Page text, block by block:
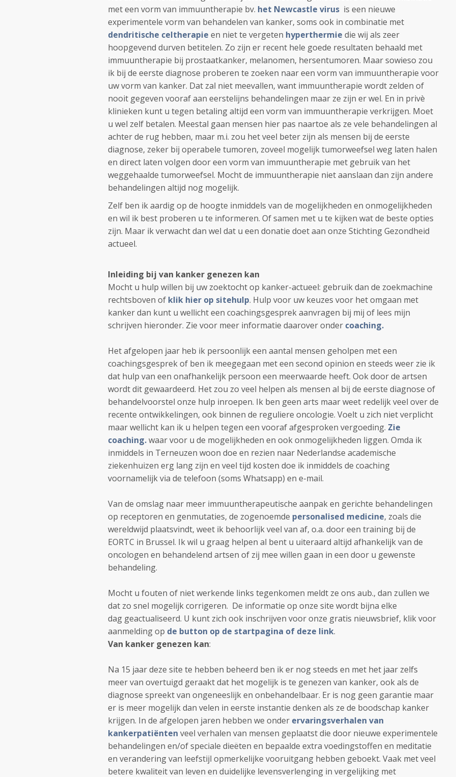
met een vorm van immuuntherapie bv. het Newcastle virus is een nieuwe
experimentele vorm van behandelen van kanker, soms ook in combinatie met
dendritische celtherapie en niet te vergeten hyperthermie die wij als zeer
hoopgevend durven betitelen. Zo zijn er recent hele goede resultaten behaald met
immuuntherapie bij prostaatkanker, melanomen, hersentumoren. Maar sowieso zou
ik bij de eerste diagnose proberen te zoeken naar een vorm van immuuntherapie voor
uw vorm van kanker. Dat zal niet meevallen, want immuuntherapie wordt zelden of
nooit gegeven vooraf aan eerstelijns behandelingen maar ze zijn er wel. En in privè
klinieken kunt u tegen betaling altijd een vorm van immuuntherapie verkrijgen. Moet
u wel zelf betalen. Meestal gaan mensen hier pas naartoe als ze vele behandelingen al
achter de rug hebben, maar m.i. zou het veel beter zijn als mensen bij de eerste
diagnose, zeker bij operabele tumoren, zoveel mogelijk tumorweefsel weg laten halen
en direct laten volgen door een vorm van immuuntherapie met gebruik van het
weggehaalde tumorweefsel. Mocht de immuuntherapie niet aanslaan dan zijn andere
behandelingen altijd nog mogelijk.
Zelf ben ik aardig op de hoogte inmiddels van de mogelijkheden en onmogelijkheden
en wil ik best proberen u te informeren. Of samen met u te kijken wat de beste opties
zijn. Maar ik verwacht dan wel dat u een donatie doet aan onze Stichting Gezondheid
actueel.
Inleiding bij van kanker genezen kan
Mocht u hulp willen bij uw zoektocht op kanker-actueel: gebruik dan de zoekmachine
rechtsboven of klik hier op sitehulp. Hulp voor uw keuzes voor het omgaan met
kanker dan kunt u wellicht een coachingsgesprek aanvragen bij mij of lees mijn
schrijven hieronder. Zie voor meer informatie daarover onder coaching.
Het afgelopen jaar heb ik persoonlijk een aantal mensen geholpen met een
coachingsgesprek of ben ik meegegaan met een second opinion en steeds weer zie ik
dat hulp van een onafhankelijk persoon een meerwaarde heeft. Ook door de artsen
wordt dit gewaardeerd. Het zou zo veel helpen als mensen al bij de eerste diagnose of
behandelvoorstel onze hulp inroepen. Ik ben geen arts maar weet redelijk veel over de
recente ontwikkelingen, ook binnen de reguliere oncologie. Voelt u zich niet verplicht
maar wellicht kan ik u helpen tegen een vooraf afgesproken vergoeding. Zie
coaching.waar voor u de mogelijkheden en ook onmogelijkheden liggen. Omda ik
inmiddels in Terneuzen woon doe en rezien naar Nederlandse academische
ziekenhuizen erg lang zijn en veel tijd kosten doe ik inmiddels de coaching
voornamelijk via de telefoon (soms Whatsapp) en e-mail.
Van de omslag naar meer immuuntherapeutische aanpak en gerichte behandelingen
op receptoren en genmutaties, de zogenoemde personalised medicine, zoals die
wereldwijd plaatsvindt, weet ik behoorlijk veel van af, o.a. door een training bij de
EORTC in Brussel. Ik wil u graag helpen al bent u uiteraard altijd afhankelijk van de
oncologen en behandelend artsen of zij mee willen gaan in een door u gewenste
behandeling.
Mocht u fouten of niet werkende links tegenkomen meldt ze ons aub., dan zullen we
dat zo snel mogelijk corrigeren. De informatie op onze site wordt bijna elke
dag geactualiseerd. U kunt zich ook inschrijven voor onze gratis nieuwsbrief, klik voor
aanmelding op de button op de startpagina of deze link.
Van kanker genezen kan:
Na 15 jaar deze site te hebben beheerd ben ik er nog steeds en met het jaar zelfs
meer van overtuigd geraakt dat het mogelijk is te genezen van kanker, ook als de
diagnose spreekt van ongeneeslijk en onbehandelbaar. Er is nog geen garantie maar
er is meer mogelijk dan velen in eerste instantie denken als ze de boodschap kanker
krijgen. In de afgelopen jaren hebben we onder ervaringsverhalen van
kankerpatiënten veel verhalen van mensen geplaatst die door nieuwe experimentele
behandelingen en/of speciale dieëten en bepaalde extra voedingstoffen en meditatie
en verandering van leefstijl opmerkelijke vooruitgang hebben geboekt. Vaak met veel
betere kwaliteit van leven en duidelijke levensverlenging in vergelijking met